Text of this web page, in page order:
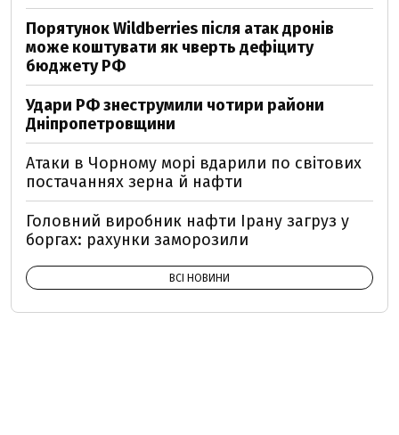
Порятунок Wildberries після атак дронів
може коштувати як чверть дефіциту
бюджету РФ
Удари РФ знеструмили чотири райони
Дніпропетровщини
Атаки в Чорному морі вдарили по світових
постачаннях зерна й нафти
Головний виробник нафти Ірану загруз у
боргах: рахунки заморозили
ВСІ НОВИНИ